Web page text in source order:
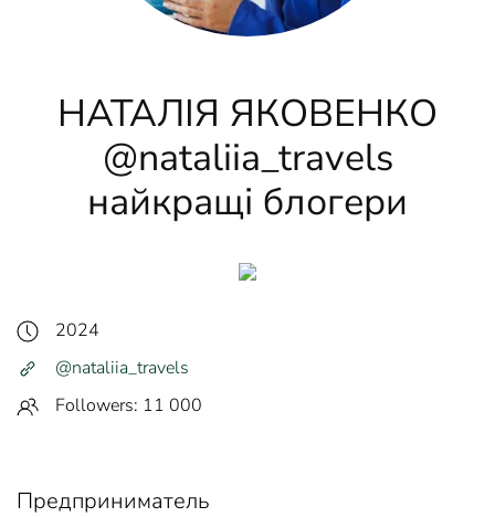
НАТАЛІЯ ЯКОВЕНКО
@nataliia_travels
найкращі блогери
2024
@nataliia_travels
Followers: 11 000
Предприниматель